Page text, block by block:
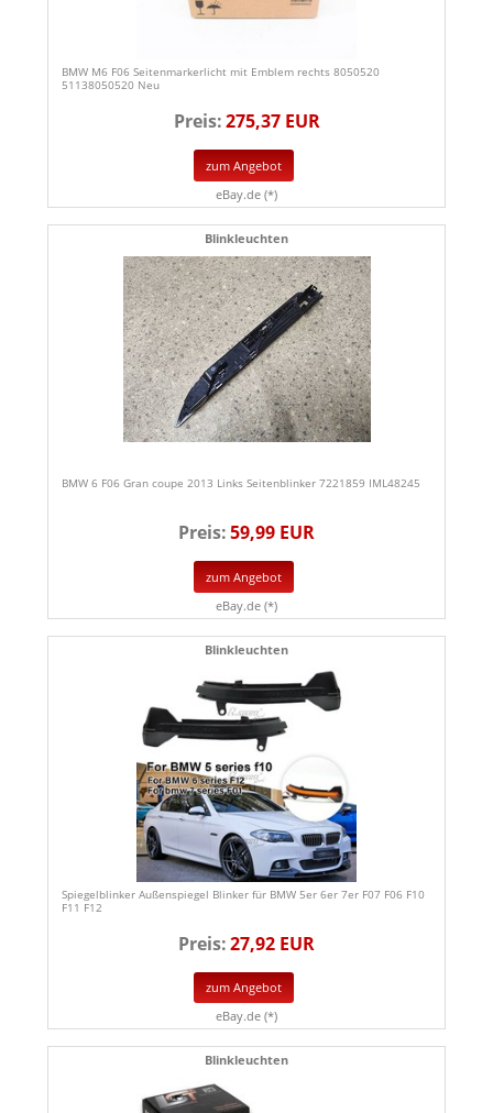
BMW M6 F06 Seitenmarkerlicht mit Emblem rechts 8050520
51138050520 Neu
Preis:275,37 EUR
zum Angebot
eBay.de (*)
Blinkleuchten
BMW 6 F06 Gran coupe 2013 Links Seitenblinker 7221859 IML48245
Preis:59,99 EUR
zum Angebot
eBay.de (*)
Blinkleuchten
Spiegelblinker Außenspiegel Blinker für BMW 5er 6er 7er F07 F06 F10
F11 F12
Preis:27,92 EUR
zum Angebot
eBay.de (*)
Blinkleuchten